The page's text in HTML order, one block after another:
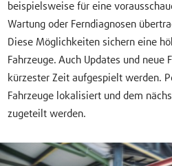
beispielsweise für eine
Wartung oder Ferndiagnosen
Diese Möglichkeiten sichern eine
Fahrzeuge. Auch Updates und neue
kürzester Zeit aufgespielt werden.
Fahrzeuge lokalisiert und dem
zugeteilt werden.